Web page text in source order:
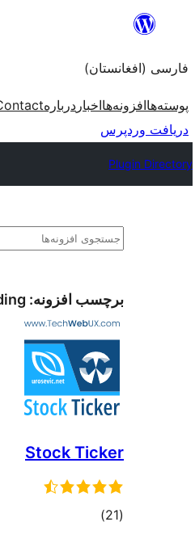
بروید
فارسی (افغانستان)
پوسته‌هاافزونه‌هااخبار درباره
دریافت وردپرس
Plugin Directory
جستجو
برچسب افزونه:
Stock Ticker
(21
مجموع)